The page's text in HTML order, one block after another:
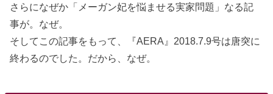
さらになぜか「メーガン妃を悩ませる実家問題」なる記
事が。なぜ。
そしてこの記事をもって、『AERA』2018.7.9号は唐突に
終わるのでした。だから、なぜ。